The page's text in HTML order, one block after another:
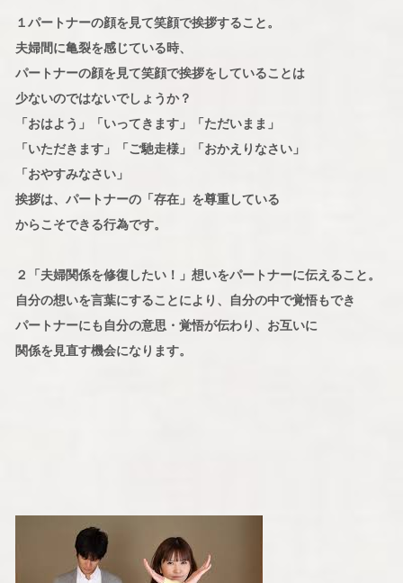
１パートナーの顔を見て笑顔で挨拶すること。
夫婦間に亀裂を感じている時、
パートナーの顔を見て笑顔で挨拶をしていることは
少ないのではないでしょうか？
「おはよう」「いってきます」「ただいまま」
「いただきます」「ご馳走様」「おかえりなさい」
「おやすみなさい」
挨拶は、パートナーの「存在」を尊重している
からこそできる行為です。
２「夫婦関係を修復したい！」想いをパートナーに伝えること。
自分の想いを言葉にすることにより、自分の中で覚悟もでき
パートナーにも自分の意思・覚悟が伝わり、お互いに
関係を見直す機会になります。